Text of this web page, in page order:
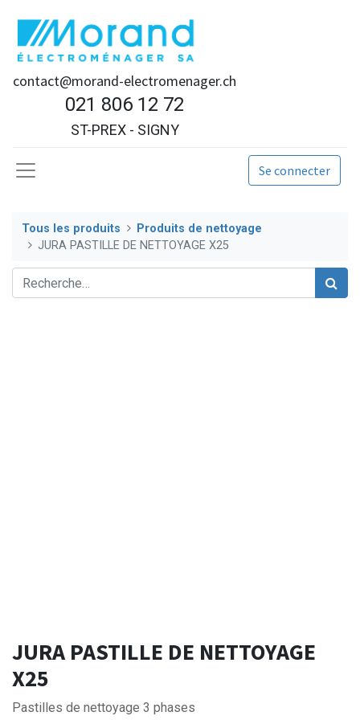
contact@morand-electromenager.ch
021 806 12 72
ST-PREX - SIGNY
Se connecter
Tous les produits
Produits de nettoyage
JURA PASTILLE DE NETTOYAGE X25
JURA PASTILLE DE NETTOYAGE
X25
Pastilles de nettoyage 3 phases